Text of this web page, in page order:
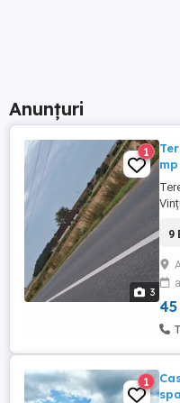
Anunțuri
3
1
mp
9
45
1